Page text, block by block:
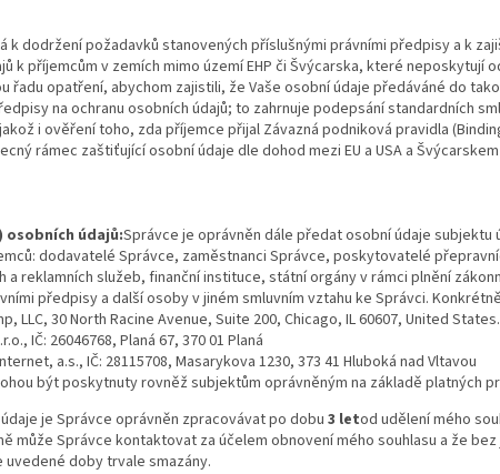
k dodržení požadavků stanovených příslušnými právními předpisy a k
k příjemcům v zemích mimo území EHP či Švýcarska, které neposkytují
řadu opatření, abychom zajistili, že Vaše osobní údaje předáváné do
na ochranu osobních údajů; to zahrnuje podepsání standardních
i ověření toho, zda příjemce přijal Závazná podniková pravidla
rámec zaštiťující osobní údaje dle dohod mezi EU a USA a
osobních údajů:Správce je oprávněn dále předat osobní údaje subjektu
dodavatelé Správce, zaměstnanci Správce, poskytovatelé
a reklamních služeb, finanční instituce, státní orgány v rámci plnění
předpisy a další osoby v jiném smluvním vztahu ke Správci.
LLC, 30 North Racine Avenue, Suite 200, Chicago, IL 60607, United States.
IČ: 26046768, Planá 67, 370 01 Planá
a.s., IČ: 28115708, Masarykova 1230, 373 41 Hluboká nad Vltavou
být poskytnuty rovněž subjektům oprávněným na základě platných
je Správce oprávněn zpracovávat po dobu 3 letod udělení mého
může Správce kontaktovat za účelem obnovení mého souhlasu a že
doby trvale smazány.